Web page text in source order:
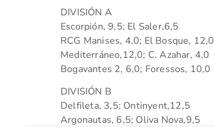
DIVISIÓN A
Escorpión, 9,5; El Saler,6,5
RCG Manises, 4,0; El Bosque, 12,0
Mediterráneo,12,0; C. Azahar, 4,0
Bogavantes 2, 6,0; Foressos, 10,0
DIVISIÓN B
Delfileta, 3,5; Ontinyent,12,5
Argonautas, 6,5; Oliva Nova,9,5